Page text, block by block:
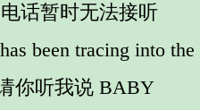
话暂时无法接听
been tracing into
你听我说 BABY